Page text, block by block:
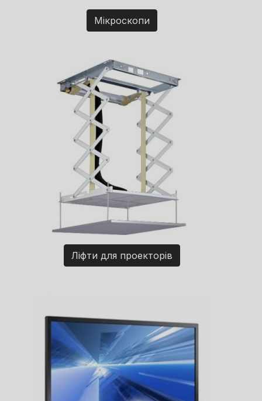
Мікроскопи
Ліфти для проекторів